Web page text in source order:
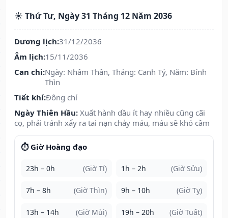
☀️ Thứ Tư, Ngày 31 Tháng 12 Năm 2036
Dương lịch:31/12/2036
Âm lịch:15/11/2036
Can chi:Ngày: Nhâm Thân, Tháng: Canh Tý, Năm: Bính
Thìn
Tiết khí:Đông chí
Ngày Thiên Hầu: Xuất hành dầu ít hay nhiều cũng cãi
cọ, phải tránh xẩy ra tai nạn chảy máu, máu sẽ khó cầm
⏱️ Giờ Hoàng đạo
23h – 0h (Giờ Tí) 1h – 2h (Giờ Sửu)
7h – 8h (Giờ Thìn) 9h – 10h (Giờ Tỵ)
13h – 14h (Giờ Mùi) 19h – 20h (Giờ Tuất)